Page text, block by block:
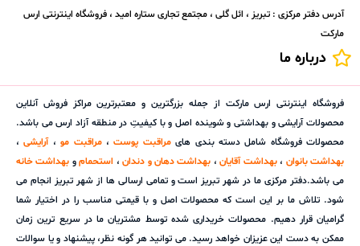
آدرس دفتر مرکزی : تبریز ، ائل گلی ، مجتمع تجاری ستاره امید ، فروشگاه اینترنتی ارس
مارکت
درباره ما
فروشگاه اینترنتی ارس مارکت از جمله بزرگترین و معتبرترین مراکز فروش آنلاین
محصولات آرایشی و بهداشتی و شوینده اصل و با کیفیتِ در منطقه آزاد ارس می باشد.
محصولات فروشگاه شامل دسته بندی هایمراقبت پوست،مراقبت مو،آرایشی،
بهداشت بانوان ،بهداشت آقایان، بهداشت دهان و دندان، استحمامو بهداشت خانه
می باشد.دفتر مرکزی ما در شهر تبریز است و تمامی ارسالی ها از شهر تبریز انجام می
شود. تلاش ما بر این است که محصولات اصل و با قیمتی مناسب را در اختیار شما
گرامیان قرار دهیم. محصولات خریداری شده توسط مشتریان ما در سریع ترین زمان
ممکن به دست این عزیزان خواهد رسید. می توانید هر گونه نظر، پیشنهاد و یا سوالات